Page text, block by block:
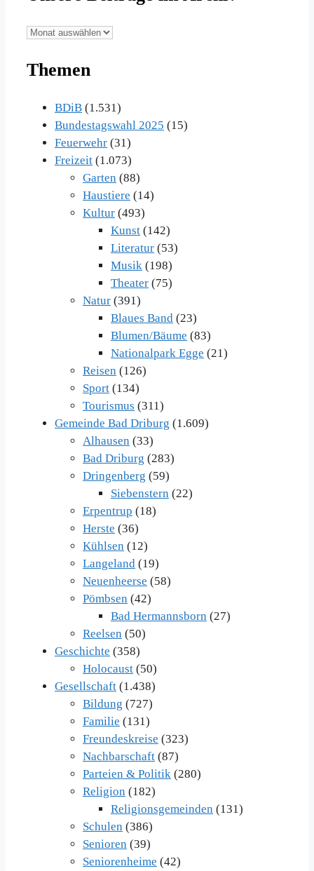
Unsere
im
Themen
BDiB (1.531)
Bundestagswahl 2025 (15)
Feuerwehr (31)
Freizeit (1.073)
Garten (88)
Haustiere (14)
Kultur (493)
Kunst (142)
Literatur (53)
Musik (198)
Theater (75)
Natur (391)
Blaues Band (23)
Blumen/Bäume (83)
Nationalpark Egge (21)
Reisen (126)
Sport (134)
Tourismus (311)
Gemeinde Bad Driburg (1.609)
Alhausen (33)
Bad Driburg (283)
Dringenberg (59)
Siebenstern (22)
Erpentrup (18)
Herste (36)
Kühlsen (12)
Langeland (19)
Neuenheerse (58)
Pömbsen (42)
Bad Hermannsborn (27)
Reelsen (50)
Geschichte (358)
Holocaust (50)
Gesellschaft (1.438)
Bildung (727)
Familie (131)
Freundeskreise (323)
Nachbarschaft (87)
Parteien & Politik (280)
Religion (182)
Religionsgemeinden (131)
Schulen (386)
Senioren (39)
Seniorenheime (42)